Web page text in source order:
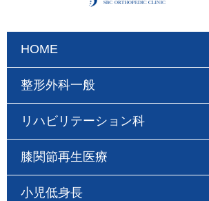
HOME
整形外科一般
リハビリテーション科
膝関節再生医療
小児低身長